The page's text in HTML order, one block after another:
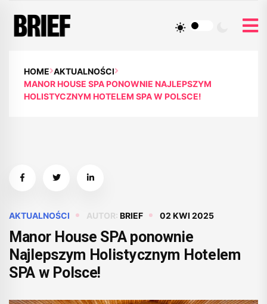
HOME AKTUALNOŚCI
MANOR HOUSE SPA PONOWNIE NAJLEPSZYM
HOLISTYCZNYM HOTELEM SPA W POLSCE!
AKTUALNOŚCI AUTOR: BRIEF 02 KWI 2025
Manor House SPA ponownie
Najlepszym Holistycznym Hotelem
SPA w Polsce!